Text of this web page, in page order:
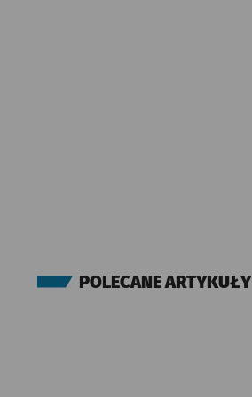
POLECANE ARTYKUŁY